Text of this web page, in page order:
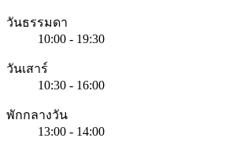
วันธรรมดา
10:00 - 19:30
วันเสาร์
10:30 - 16:00
พักกลางวัน
13:00 - 14:00